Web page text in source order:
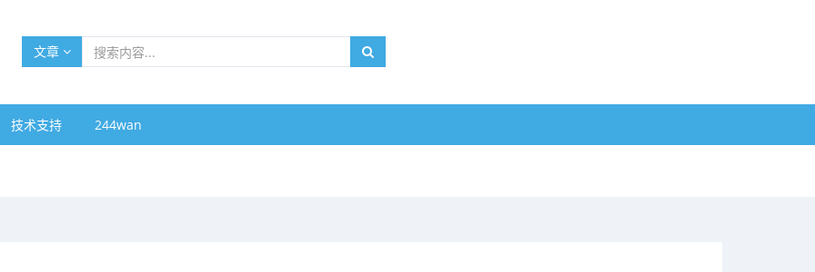
文章
技术支持 244wan